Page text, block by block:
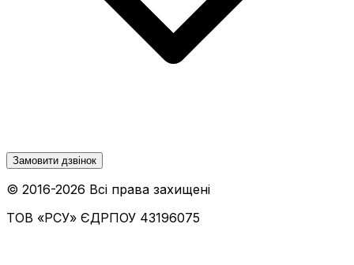
Замовити дзвінок
© 2016-2026 Всі права захищені
ТОВ «РСУ» ЄДРПОУ 43196075